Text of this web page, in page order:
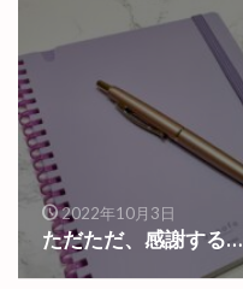
2022年10月3日
ただただ、感謝する…